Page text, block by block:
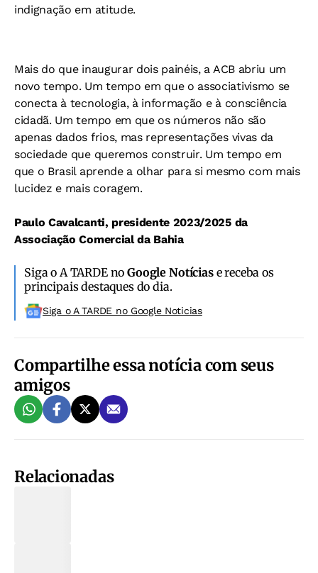
indignação em atitude.
Mais do que inaugurar dois painéis, a ACB abriu um
novo tempo. Um tempo em que o associativismo se
conecta à tecnologia, à informação e à consciência
cidadã. Um tempo em que os números não são
apenas dados frios, mas representações vivas da
sociedade que queremos construir. Um tempo em
que o Brasil aprende a olhar para si mesmo com mais
lucidez e mais coragem.
Paulo Cavalcanti, presidente 2023/2025 da
Associação Comercial da Bahia
Siga o A TARDE noGoogle Notíciase receba os
principais destaques do dia.
Siga o A TARDE no Google Noticias
Compartilhe essa notícia com seus
amigos
Relacionadas